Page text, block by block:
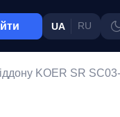
UA RU
KOER SR